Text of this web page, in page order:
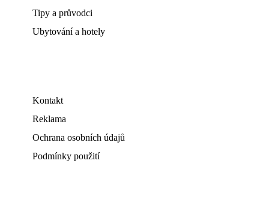
Tipy a průvodci
Ubytování a hotely
Kontakt
Reklama
Ochrana osobních údajů
Podmínky použití